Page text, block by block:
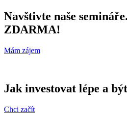
Navštivte naše
ZDARMA!
Mám zájem
Jak investovat lépe a
Chci začít